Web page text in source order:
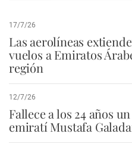
17/7/26
Las aerolíneas
vuelos a Emiratos
región
12/7/26
Fallece a los 24 años
emiratí Mustafa